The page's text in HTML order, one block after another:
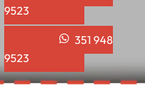
9523
351 948
9523